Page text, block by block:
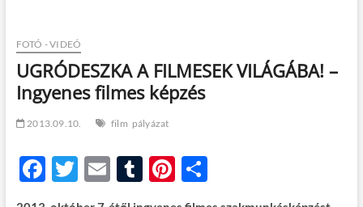
t
FOTÓ - VIDEÓ
UGRÓDESZKA A FILMESEK VILÁGÁBA! –
Ingyenes filmes képzés
2013.09.10. film pályázat
F
ac
T
w
E
m
T Pi
nt
O